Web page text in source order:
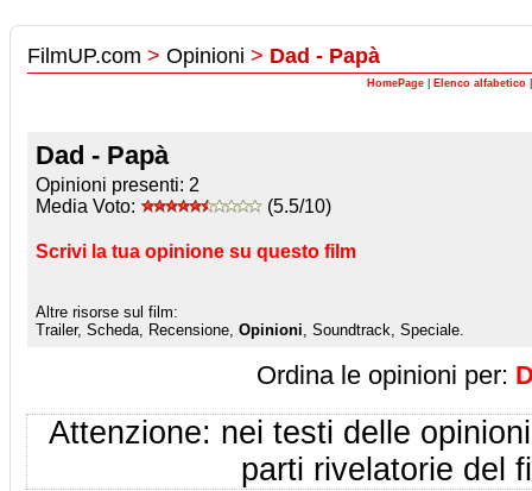
FilmUP.com > Opinioni > Dad - Papà
HomePage Elenco alfabetico
Dad - Papà
Opinioni presenti: 2
Media Voto:
(5.5/10)
Scrivi la tua opinione su questo film
Altre risorse sul film:
Trailer, Scheda, Recensione, Opinioni , Soundtrack, Speciale.
Ordina le opinioni per:
Attenzione: nei testi delle
parti rivelatorie del